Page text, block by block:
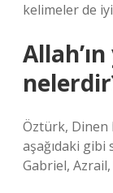
kelimeler de
Öztürk,
aşağıdaki gibi
Gabriel,